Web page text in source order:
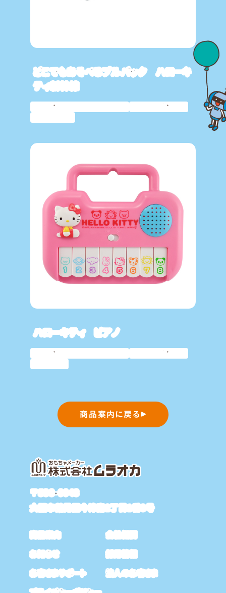
どこでもあそべるプルバック ハローキ
ティ新幹線
サンリオキャラクター
プレゼント
ハローキティ ピアノ
サンリオキャラクター
プレゼント
商品案内に戻る
〒538-0043
大阪市鶴見区今津南2丁目1番8号
商品案内
お知らせ
お客さまサポート
会社概要
法人のお客さま